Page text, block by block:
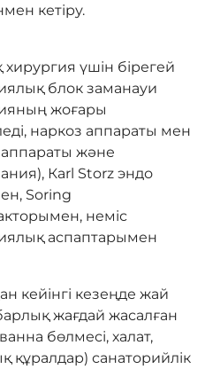
кетіру.
үшін бірегей
блок заманауи
жоғары
наркоз аппараты мен
және
Кarl Storz эндо
Soring
неміс
аспаптарымен
кейінгі кезеңде жай
жағдай жасалған
бөлмесі, халат,
құралдар) санаторийлік